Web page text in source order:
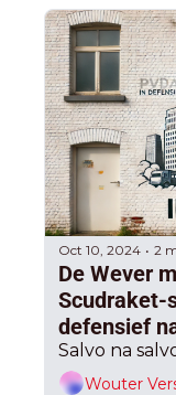
Oct 10, 2024 • 2
De Wever
Scudraket-
defensief
discussie
“excuses”
Salvo na
Wouter